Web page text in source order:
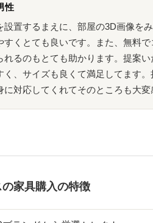
性
設置するまえに、部屋の3D画像を
すくとても良いです。また、無料
れるのもとても助かります。提案
く、サイズも良くて満足してます
に対応してくれてそのところも大変
家具購入の特徴